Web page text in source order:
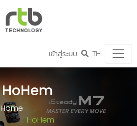
เข้าสู่ระบบ TH
HoHem
Home
HoHem